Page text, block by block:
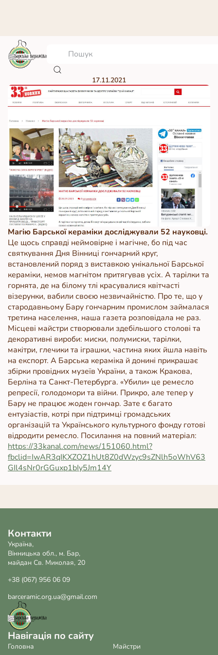
17.11.2021
Магію Барської кераміки досліджували 52 науковці.
Це щось справді неймовірне і магічне, бо під час
святкування Дня Вінниці гончарний круг,
встановлений поряд з виставкою унікальної Барської
кераміки, немов магнітом притягував усіх. А тарілки та
горнята, де на білому тлі красувалися квітчасті
візерунки, вабили своєю незвичайністю. Про те, що у
стародавньому Бару гончарним промислом займалася
третина населення, наша газета розповідала не раз.
Місцеві майстри створювали здебільшого столові та
декоративні вироби: миски, полумиски, тарілки,
макітри, глечики та іграшки, частина яких йшла навіть
на експорт. А Барська кераміка й донині прикрашає
збірки провідних музеїв України, а також Кракова,
Берліна та Санкт-Петербурга. «Убили» це ремесло
репресії, голодомори та війни. Прикро, але тепер у
Бару не працює жоден гончар. Зате є багато
ентузіастів, котрі при підтримці громадських
організацій та Українського культурного фонду готові
відродити ремесло. Посилання на повний матеріал:
https://33kanal.com/news/151060.html?
fbclid=IwAR3qIKXZOZ1hUt8Z0dWzyc9sZNlh5oWhV63
GIl4sNr0rGGuxp1bIy5Jm14Y
Контакти
Україна,
Вінницька обл., м. Бар,
майдан Св. Миколая, 20
+38 (067) 956 06 09
barceramic.org.ua@gmail.com
Навігація по сайту
Головна
Майстри